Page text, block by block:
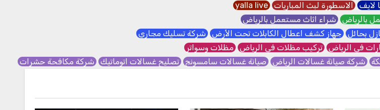
لايف الاسطورة لبث المباريات yalla live
بالرياض شراء اثاث مستعمل بالرياض
بحائل جهاز كشف اعطال الكابلات تحت الأرض شركة تسليك مجاري
في الرياض تركيب مظلات في الرياض مظلات وسواتر
شركة صيانة غسالات الرياض صيانة غسالات سامسونج تصليح غسالات اتوماتيك شركة مكافحة حشرات